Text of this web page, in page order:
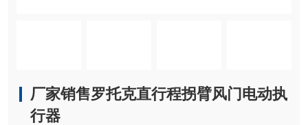
厂家销售罗托克直行程拐臂风门电动执
行器